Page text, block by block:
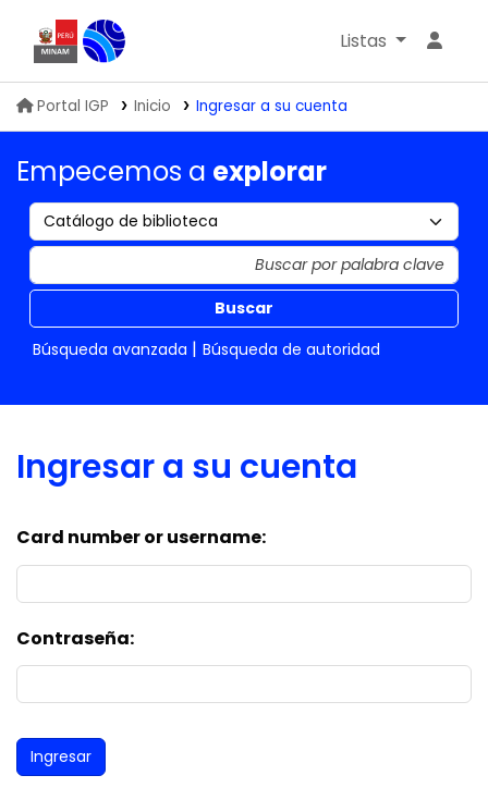
Biblioteca IGP
Listas
Portal IGP Inicio Ingresar a su cuenta
Empecemos a explorar
Buscar
Búsqueda avanzada
Búsqueda de autoridad
Ingresar a su cuenta
Card number or username:
Contraseña: